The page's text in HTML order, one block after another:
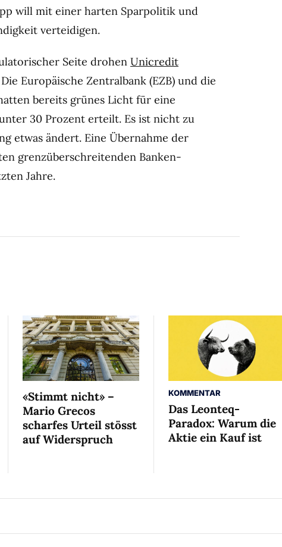
will mit einer harten Sparpolitik und
verteidigen.
Seite drohen Unicredit
Europäische Zentralbank (EZB) und die
bereits grünes Licht für eine
30 Prozent erteilt. Es ist nicht zu
etwas ändert. Eine Übernahme der
grenzüberschreitenden Banken-
Jahre.
«Stimmt nicht» –
Mario Grecos
scharfes Urteil stösst
auf Widerspruch
KOMMENTAR
Das Leonteq-
Paradox: Warum die
Aktie ein Kauf ist